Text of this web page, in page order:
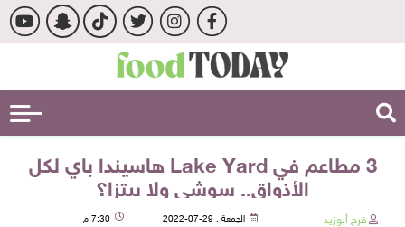
3 مطاعم في Lake Yard هاسيندا باي لكل
الأذواق.. سوشي ولا بيتزا؟
فرح أبوزيد الجمعة , 29-07-2022 7:30 م